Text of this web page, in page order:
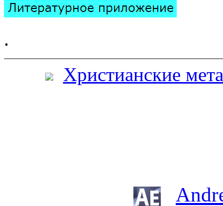
.
Христианские